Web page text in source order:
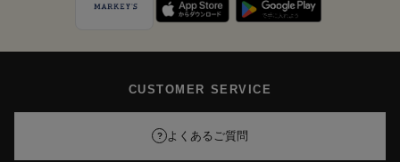
CUSTOMER SERVICE
? よくあるご質問